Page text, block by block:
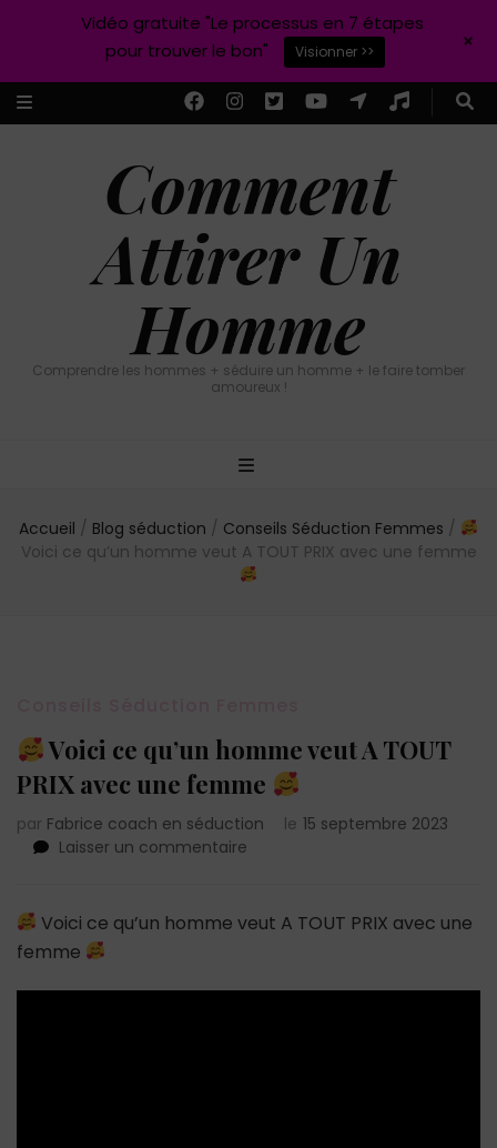
Comment
Attirer Un
Homme
Comprendre les hommes + séduire un homme + le faire tomber
amoureux !
Accueil / Blog séduction / Conseils Séduction Femmes /
Voici ce qu’un homme veut A TOUT PRIX avec une femme
Voici ce qu’un homme veut A TOUT
PRIX avec une femme
par Fabrice coach en séduction le 15 septembre 2023
Laisser un commentaire
ce
veut
Voici ce qu’un homme veut A TOUT PRIX avec une
femme
Vidéo gratuite "Le processus en 7 étapes
pour trouver le bon"
Visionner >> +